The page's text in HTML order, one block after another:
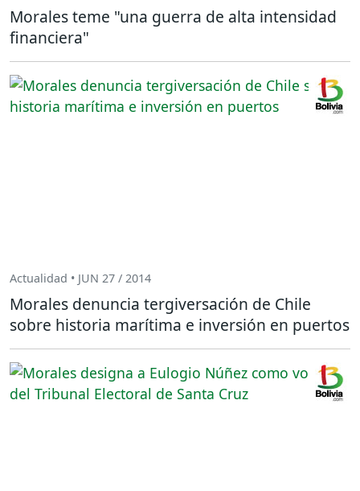
Morales teme "una guerra de alta intensidad
financiera"
Actualidad • JUN 27 / 2014
Morales denuncia tergiversación de Chile
sobre historia marítima e inversión en puertos